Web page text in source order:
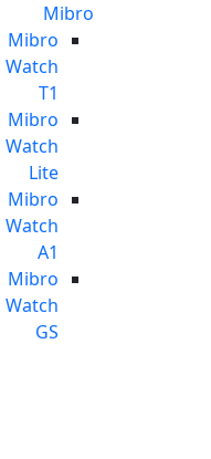
Mibro
Mibro
Watch
T1
Mibro
Watch
Lite
Mibro
Watch
A1
Mibro
Watch
GS